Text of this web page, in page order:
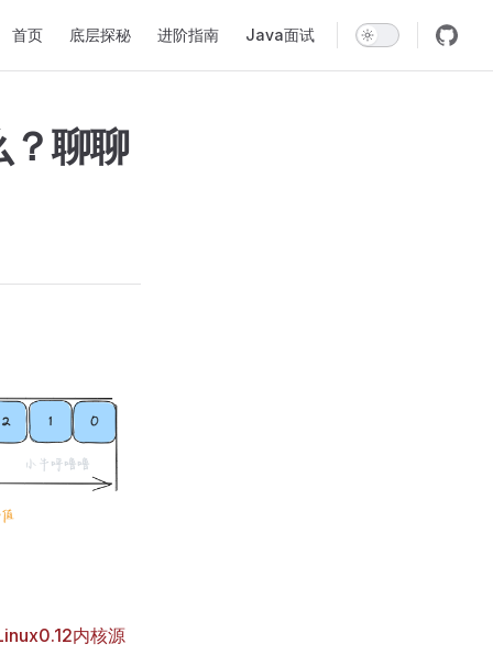
首页 底层探秘 进阶指南 Java面试
？聊聊
内核源